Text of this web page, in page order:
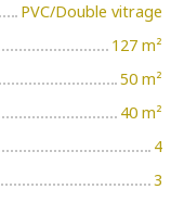
PVC/Double vitrage
127 m²
50 m²
40 m²
4
3